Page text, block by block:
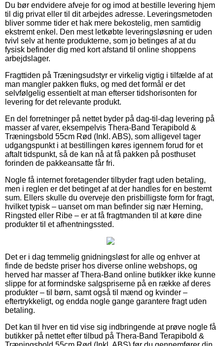
Du bør endvidere afveje for og imod at bestille levering hjem
til dig privat eller til dit arbejdes adresse. Leveringsmetoden
bliver somme tider et hak mere bekostelig, men samtidig
ekstremt enkel. Den mest letkøbte leveringsløsning er uden
tvivl selv at hente produkterne, som jo betinges af at du
fysisk befinder dig med kort afstand til online shoppens
arbejdslager.
Fragttiden på Træningsudstyr er virkelig vigtig i tilfælde af at
man mangler pakken fluks, og med det formål er det
selvfølgelig essentielt at man efterser tidshorisonten for
levering for det relevante produkt.
En del forretninger på nettet byder på dag-til-dag levering på
masser af varer, eksempelvis Thera-Band Terapibold &
Træningsbold 55cm Rød (Inkl. ABS), som alligevel tager
udgangspunkt i at bestillingen køres igennem forud for et
aftalt tidspunkt, så de kan nå at få pakken på posthuset
forinden de pakkeansatte får fri.
Nogle få internet foretagender tilbyder fragt uden betaling,
men i reglen er det betinget af at der handles for en bestemt
sum. Ellers skulle du overveje den prisbilligste form for fragt,
hvilket typisk – uanset om man befinder sig nær Herning,
Ringsted eller Ribe – er at få fragtmanden til at køre dine
produkter til et afhentningssted.
Det er i dag temmelig gnidningsløst for alle og enhver at
finde de bedste priser hos diverse online webshops, og
herved har masser af Thera-Band online butikker ikke kunne
slippe for at formindske salgspriserne på en række af deres
produkter – til børn, samt også til mænd og kvinder –
eftertrykkeligt, og endda nogle gange garantere fragt uden
betaling.
Det kan til hver en tid vise sig indbringende at prøve nogle få
butikker på nettet efter tilbud på Thera-Band Terapibold &